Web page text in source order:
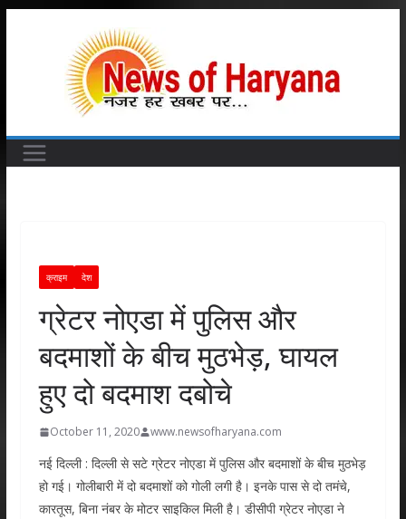
क्राइम देश
ग्रेटर नोएडा में पुलिस और
बदमाशों के बीच मुठभेड़, घायल
हुए दो बदमाश दबोचे
October 11, 2020 www.newsofharyana.com
नई दिल्ली : दिल्ली से सटे ग्रेटर नोएडा में पुलिस और बदमाशों के बीच मुठभेड़
हो गई। गोलीबारी में दो बदमाशों को गोली लगी है। इनके पास से दो तमंचे,
कारतूस, बिना नंबर के मोटर साइकिल मिली है। डीसीपी ग्रेटर नोएडा ने